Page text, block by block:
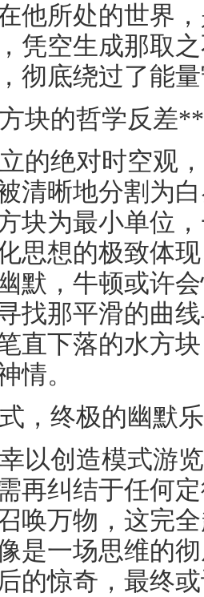
他所处的世界
凭空生成那取
彻底绕过了能
块的哲学反差**
的绝对时空观
清晰地分割为
块为最小单位
思想的极致体
默，牛顿或许
找那平滑的曲
直下落的水方
情。
，终极的幽默
以创造模式游
再纠结于任何
唤万物，这完
是一场思维的
的惊奇，最终